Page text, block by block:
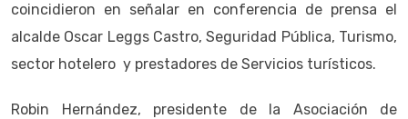
coincidieron en señalar en conferencia de prensa el
alcalde Oscar Leggs Castro, Seguridad Pública, Turismo,
sector hotelero y prestadores de Servicios turísticos.
Robin Hernández, presidente de la Asociación de